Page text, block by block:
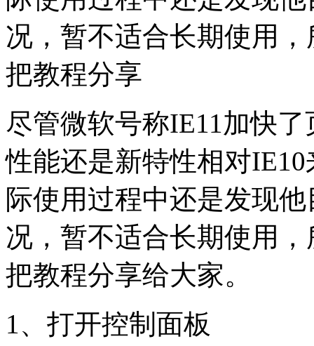
况，暂不适合长期使用
把教程分享
尽管微软号称IE11加快
性能还是新特性相对
际使用过程中还是发现
况，暂不适合长期使用
把教程分享给大家。
1、打开控制面板